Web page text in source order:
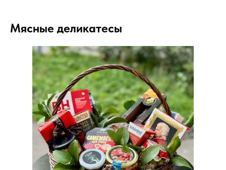
Мясные деликатесы